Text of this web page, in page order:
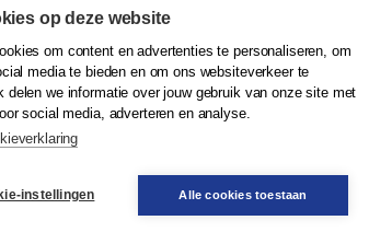
testboekjes voor Leerpotentie 6.
druk
zakelijk
op deze website
om content en advertenties te personaliseren, om
media te bieden en om ons websiteverkeer te
delen we informatie over jouw gebruik van onze site met
social media, adverteren en analyse.
instellingen Alle cookies toestaan